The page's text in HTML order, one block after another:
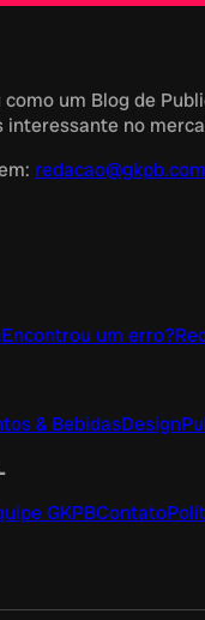
como um Blog de
interessante no
Encontrou um erro?
& BebidasDesign
GKPBContato